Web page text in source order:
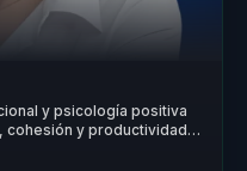
y psicología positiva
y productividad